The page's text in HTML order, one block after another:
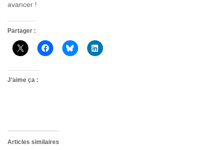
avancer !
Partager :
J’aime ça :
Articles similaires